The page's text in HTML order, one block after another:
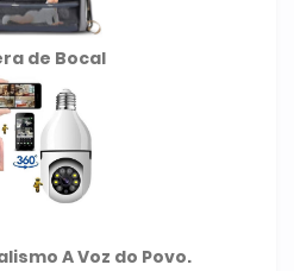
de Bocal
A Voz do Povo.